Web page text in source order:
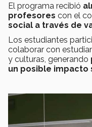
El programa recibió
profesores con el
social a través de
Los estudiantes
colaborar con
y culturas, generando
un posible impacto